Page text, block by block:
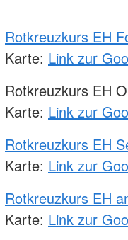
Rotkreuzkurs EH
Karte: Link zur
Rotkreuzkurs EH
Karte: Link zur
Rotkreuzkurs EH
Karte: Link zur
Rotkreuzkurs EH
Karte: Link zur